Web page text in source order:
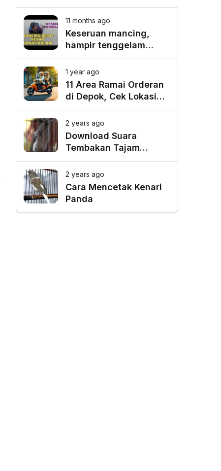
Driver Lalamove Ride
11 months ago
Keseruan mancing,
hampir tenggelam
gara-gara belut besar
1 year ago
11 Area Ramai Orderan
di Depok, Cek Lokasi
Favorit untuk Mangkal
Driver Online
2 years ago
Download Suara
Tembakan Tajam
Burung Siri Siri Gacor
Mp3
2 years ago
Cara Mencetak Kenari
Panda